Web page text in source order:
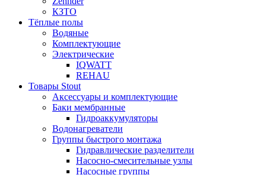
КЗТО
Тёплые полы
Водяные
Комплектующие
Электрические
IQWATT
REHAU
Товары Stout
Аксессуары и комплектующие
Баки мембранные
Гидроаккумуляторы
Водонагреватели
Группы быстрого монтажа
Гидравлические разделители
Насосно-смесительные узлы
Насосные группы